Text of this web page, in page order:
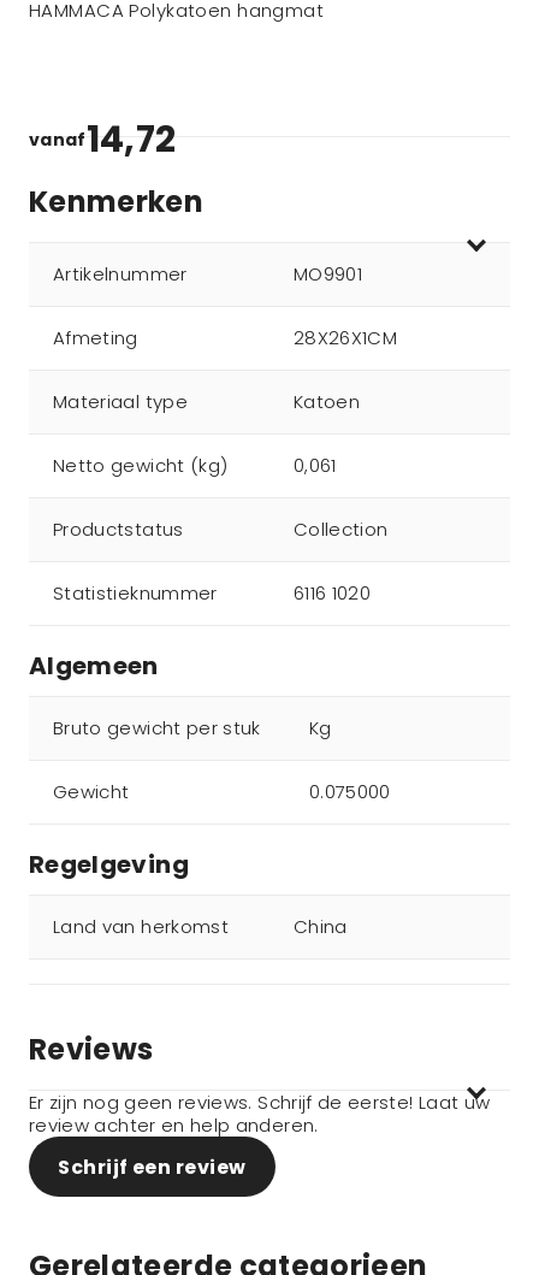
HAMMACA Polykatoen hangmat
vanaf14,72
Kenmerken
Artikelnummer MO9901
Afmeting 28X26X1CM
Materiaal type Katoen
Netto gewicht (kg) 0,061
Productstatus Collection
Statistieknummer 6116 1020
Algemeen
Bruto gewicht per stuk Kg
Gewicht 0.075000
Regelgeving
Land van herkomst China
Reviews
Er zijn nog geen reviews. Schrijf de eerste! Laat uw
review achter en help anderen.
Schrijf een review
Gerelateerde categorieen